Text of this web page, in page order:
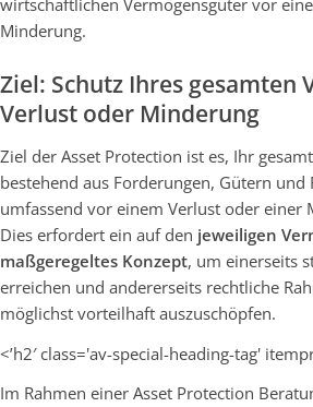
wirtschaftlichen Vermögensgüter vor
Minderung.
Ziel: Schutz Ihres gesamten
Verlust oder Minderung
Ziel der Asset Protection ist es, Ihr
bestehend aus Forderungen, Gütern und
umfassend vor einem Verlust oder einer
Dies erfordert ein auf den jeweiligen
maßgeregeltes Konzept, um einerseits
erreichen und andererseits rechtliche
möglichst vorteilhaft auszuschöpfen.
<’h2′ class='av-special-heading-tag'
Im Rahmen einer Asset Protection